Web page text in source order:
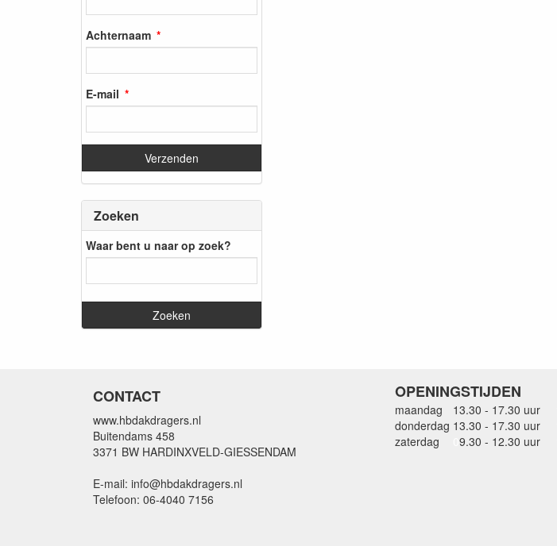
Achternaam
E-mail
Zoeken
Waar bent u naar op zoek?
CONTACT
www.hbdakdragers.nl
Buitendams 458
3371 BW HARDINXVELD-GIESSENDAM
E-mail: info@hbdakdragers.nl
Telefoon: 06-4040 7156
OPENINGSTIJDEN
maandag 13.30 - 17.30 uur
donderdag 13.30 - 17.30 uur
zaterdag
9.30 - 12.30 uur